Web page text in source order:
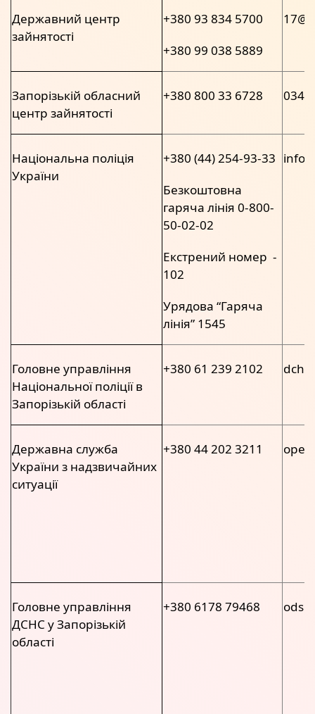
Державний центр
зайнятості
+380 93 834 5700
+380 99 038 5889
Запорізькій обласний
центр зайнятості
+380 800 33 6728
Національна поліція
України
+380 (44) 254-93-33
Безкоштовна
гаряча лінія 0-800-
50-02-02
Екстрений номер -
102
Урядова “Гаряча
лінія” 1545
Головне управління
Національної поліції в
Запорізькій області
+380 61 239 2102
Державна служба
України з надзвичайних
ситуації
+380 44 202 3211
Головне управління
ДСНС у Запорізькій
області
+380 6178 79468